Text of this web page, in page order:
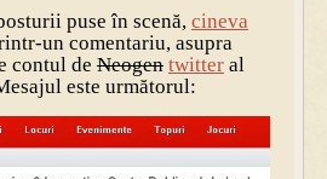
puse în scenă, cineva
un comentariu, asupra
contul de Neogen twitteral
este următorul: